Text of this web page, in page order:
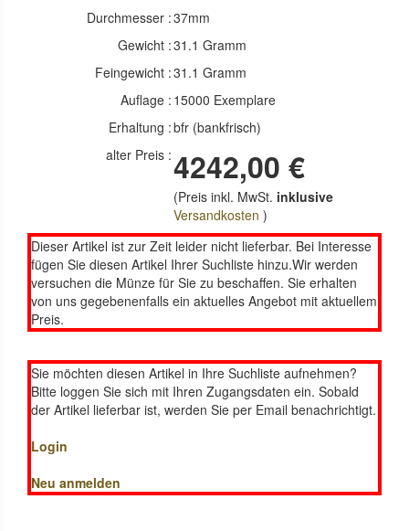
Durchmesser :37mm
Gewicht :31.1 Gramm
Feingewicht :31.1 Gramm
Auflage : 15000 Exemplare
Erhaltung :bfr (bankfrisch)
alter Preis :4242,00 €
(Preis inkl. MwSt. inklusive
Versandkosten )
Dieser Artikel ist zur Zeit leider nicht lieferbar. Bei Interesse
fügen Sie diesen Artikel Ihrer Suchliste hinzu.Wir werden
versuchen die Münze für Sie zu beschaffen. Sie erhalten
von uns gegebenenfalls ein aktuelles Angebot mit aktuellem
Preis.
Sie möchten diesen Artikel in Ihre Suchliste aufnehmen?
Bitte loggen Sie sich mit Ihren Zugangsdaten ein. Sobald
der Artikel lieferbar ist, werden Sie per Email benachrichtigt.
Login
Neu anmelden